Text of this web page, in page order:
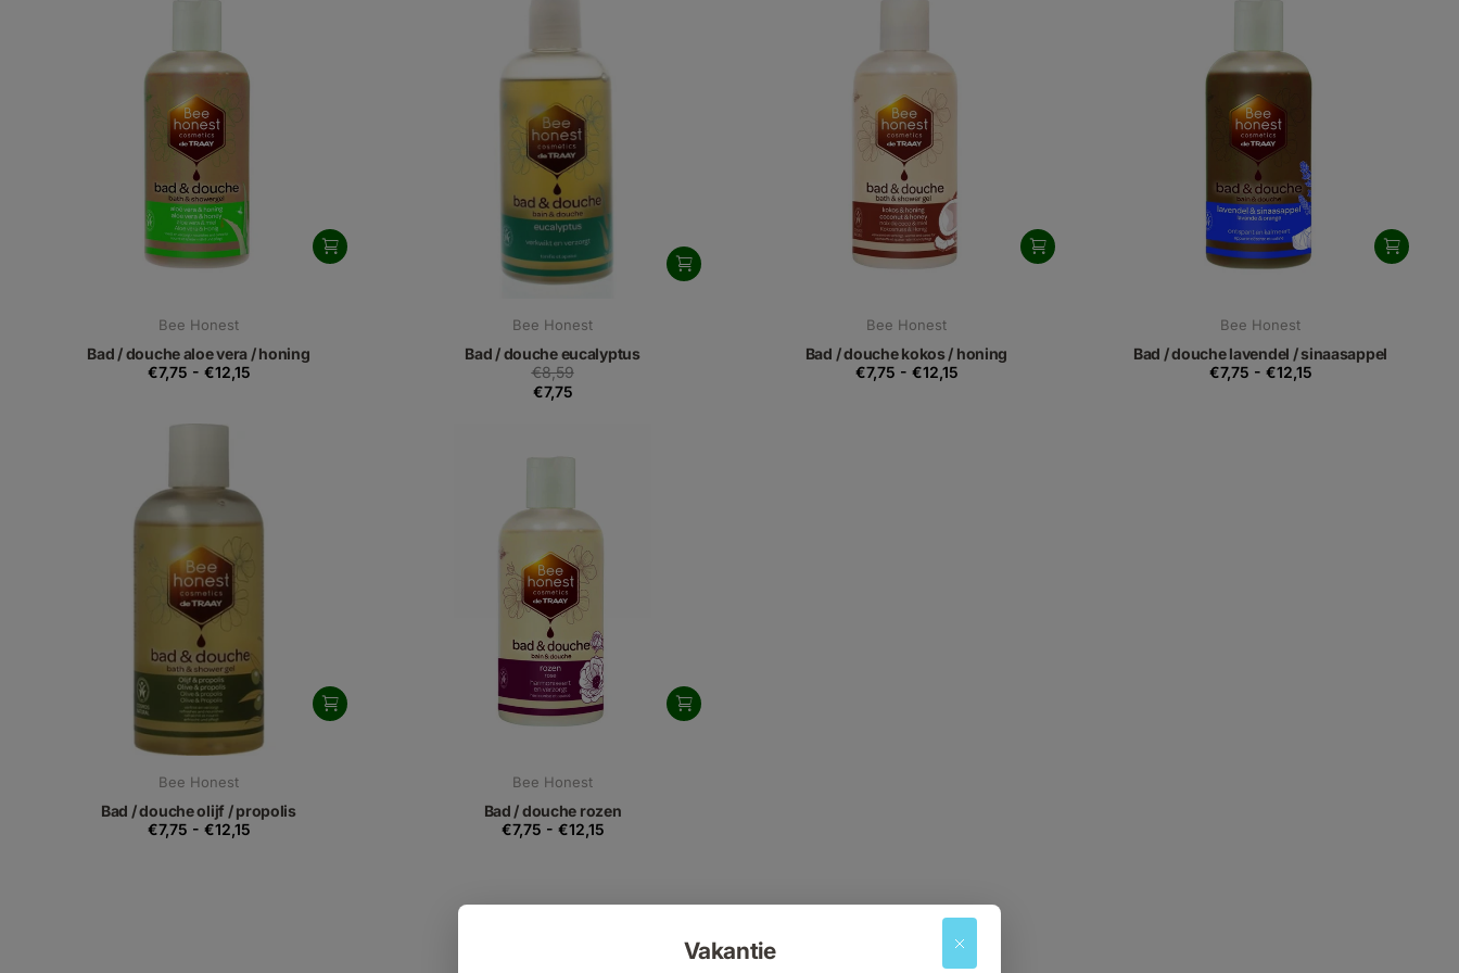
Vakantie
Bee Honest
Bad / douche aloe vera / honing
€7,75 - €12,15
Bee Honest
Bad / douche eucalyptus
€8,59
€7,75
Bee Honest
Bad / douche kokos / honing
€7,75 - €12,15
Bee Honest
Bad / douche lavendel / sinaasappel
€7,75 - €12,15
Bee Honest
Bad / douche olijf / propolis
€7,75 - €12,15
Bee Honest
Bad / douche rozen
€7,75 - €12,15